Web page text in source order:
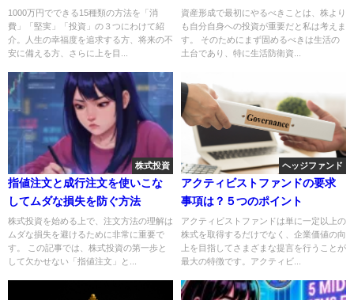
計15種を紹介
1000万円でできる15種類の方法を「消
費」「堅実」「投資」の３つにわけて紹
介。人生の幸福度を追求する方、将来の不
安に備える方、さらに上を目...
い方上手い人が実践する7つ
資産形成で最初にやるべきことは、株より
も自分自身への投資が重要だと私は考えま
す。 そのためにまず固めるべきは生活の
土台であり、特に生活防衛資...
株式投資
指値注文と成行注文を使いこな
してムダな損失を防ぐ方法
株式投資を始める上で、注文方法の理解は
ムダな損失を避けるために非常に重要で
す。 この記事では、株式投資の第一歩と
して欠かせない「指値注文」と...
ヘッジファンド
アクティビストファンドの要求
事項は？５つのポイント
アクティビストファンドは単に一定以上の
株式を取得するだけでなく、企業価値の向
上を目指してさまざまな提言を行うことが
最大の特徴です。アクティビ...